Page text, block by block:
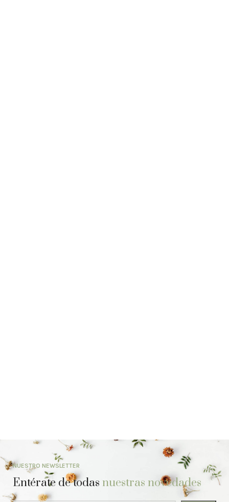
NUESTRO NEWSLETTER
Entérate de todasnuestras novedades